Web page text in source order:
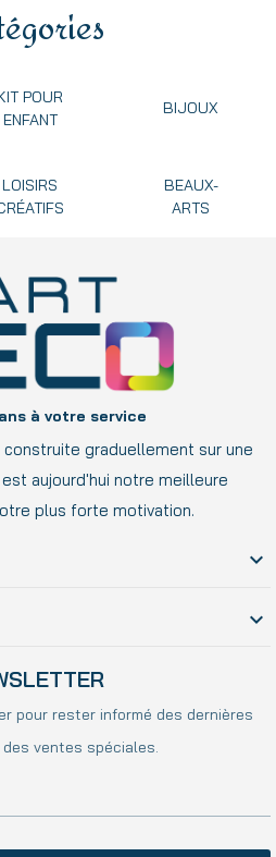
POUR
ENFANT
BIJOUX
LOISIRS
BEAUX-
ARTS
à votre service
graduellement sur une
aujourd'hui notre meilleure
plus forte motivation.


pour rester informé des dernières
ventes spéciales.